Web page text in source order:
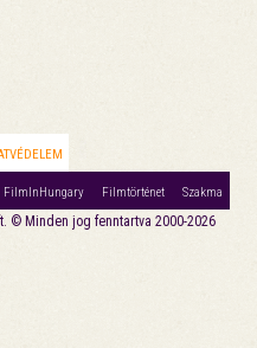
FilmInHungary Filmtörténet Szakma
© Minden jog fenntartva 2000-2026